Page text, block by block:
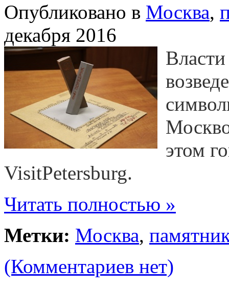
Опубликовано в Москва,
декабря 2016
этом
VisitPetersburg.
Читать полностью »
Метки: Москва,
(Комментариев нет)